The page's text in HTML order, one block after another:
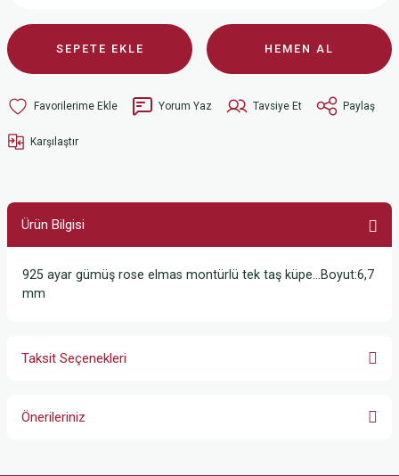
SEPETE EKLE HEMEN AL
Yorum Yaz Tavsiye Et Paylaş
Karşılaştır
Ürün Bilgisi
925 ayar gümüş rose elmas montürlü tek taş küpe…Boyut:6,7
mm
Taksit Seçenekleri
Önerileriniz